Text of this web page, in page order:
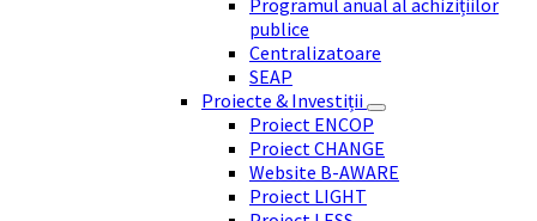
Programul anual al achizițiilor
publice
Centralizatoare
SEAP
Proiecte & Investiții
Proiect ENCOP
Proiect CHANGE
Website B-AWARE
Proiect LIGHT